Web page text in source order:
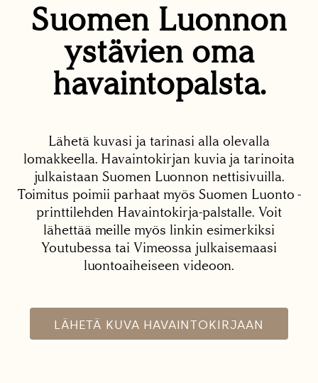
Suomen Luonnon
ystävien oma
havaintopalsta.
Lähetä kuvasi ja tarinasi alla olevalla
lomakkeella. Havaintokirjan kuvia ja tarinoita
julkaistaan Suomen Luonnon nettisivuilla.
Toimitus poimii parhaat myös Suomen Luonto -
printtilehden Havaintokirja-palstalle. Voit
lähettää meille myös linkin esimerkiksi
Youtubessa tai Vimeossa julkaisemaasi
luontoaiheiseen videoon.
LÄHETÄ KUVA HAVAINTOKIRJAAN